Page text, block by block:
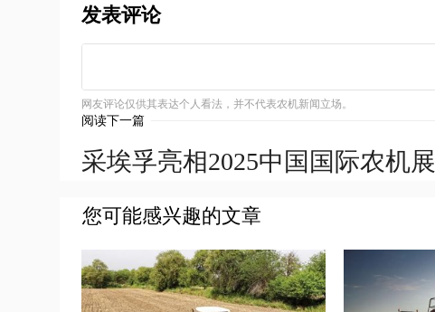
发表评论
网友评论仅供其表达个人看法，并不代表农机新闻立场。
阅读下一篇
采埃孚亮相2025中国国际农机展
您可能感兴趣的文章